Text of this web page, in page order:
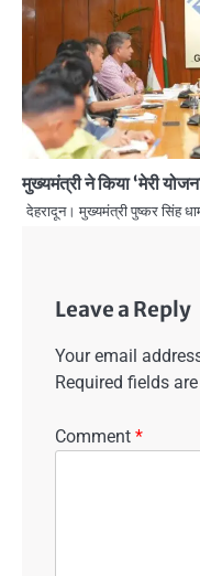
मुख्यमंत्री ने किया ‘मेरी
देहरादून। मुख्यमंत्री पुष्कर सिंह
Leave a Reply
Your email
Required fields
Comment *